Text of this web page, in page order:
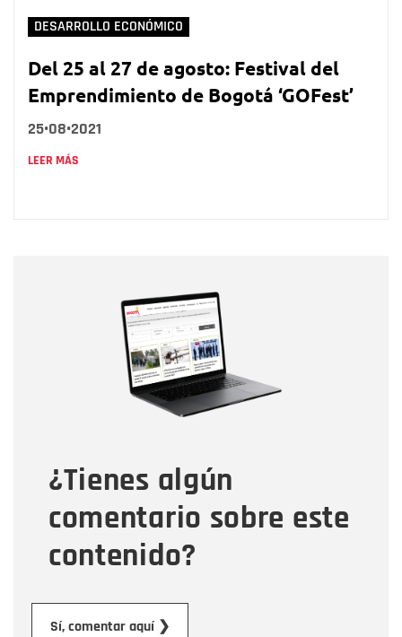
DESARROLLO ECONÓMICO
Del 25 al 27 de agosto: Festival del
Emprendimiento de Bogotá ‘GOFest’
25•08•2021
LEER MÁS
¿Tienes algún
comentario sobre este
contenido?
Sí, comentar aquí ❯
Correo electrónico
Tipo de comentario
Mensaje